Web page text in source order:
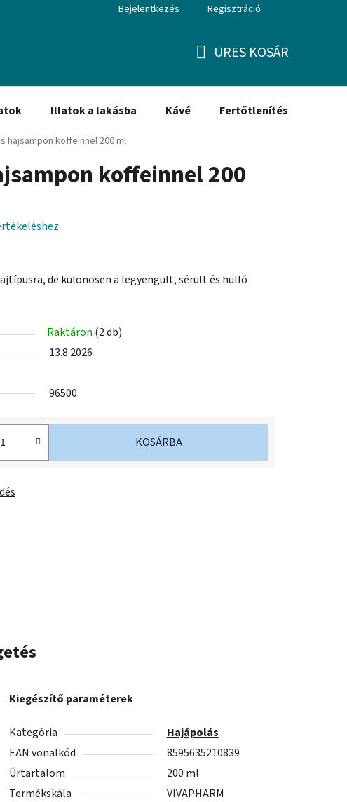
Bejelentkezés Regisztráció
ÜRES KOSÁR
Illatok a lakásba Kávé Fertőtlenítés
hajsampon koffeinnel 200 ml
koffeinnel 200
de különösen a legyengült, sérült és hulló
Raktáron (2 db)
13.8.2026
96500
KOSÁRBA
Kiegészítő paraméterek
Kategória
Hajápolás
EAN vonalkód
8595635210839
Űrtartalom
200 ml
Termékskála
VIVAPHARM